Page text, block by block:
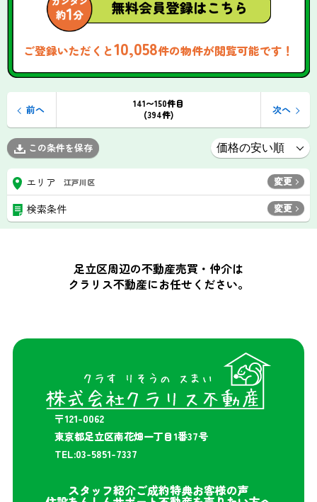
ご登録いただくと10,058件の物件が閲覧可能です！
141〜150件目
(394件)
前へ 次へ
この条件を保存
エリア 江戸川区 変更
検索条件 変更
足立区周辺の不動産売買・仲介は
クラリス不動産にお任せください。
〒121-0062
東京都足立区南花畑一丁目1番37号
TEL:03-5851-7337
スタッフ紹介ご成約特典お客様の声